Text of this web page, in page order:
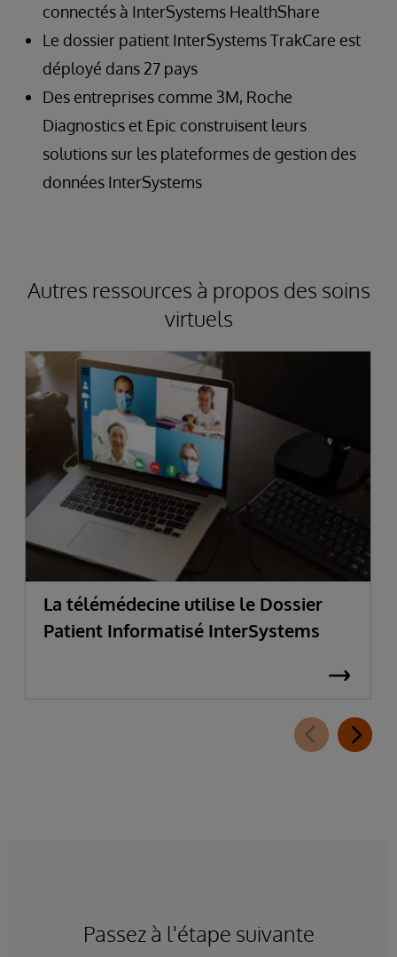
connectés à InterSystems HealthShare
Le dossier patient InterSystems TrakCare est
déployé dans 27 pays
Des entreprises comme 3M, Roche
Diagnostics et Epic construisent leurs
solutions sur les plateformes de gestion des
données InterSystems
Autres ressources à propos des soins
virtuels
La télémédecine utilise le Dossier
Patient Informatisé InterSystems
Passez à l'étape suivante